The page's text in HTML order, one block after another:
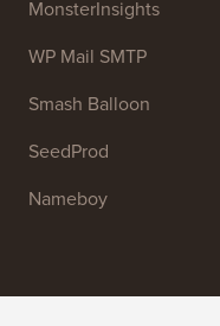
MonsterInsights
WP Mail SMTP
Smash Balloon
SeedProd
Nameboy